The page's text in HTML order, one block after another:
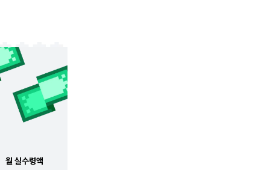
월 실수령액